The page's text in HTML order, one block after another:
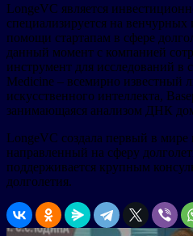
LongeVC является
специализируется на
помощи стартапам в сфере
данный момент с компанией
инструмент для исследований в
Medicine – всемирно известный
искусственного интеллекта,
занимающаяся анализом ДНК
LongeVC создала первый в
направленный на сферу
поддерживается крупным
долголетия.